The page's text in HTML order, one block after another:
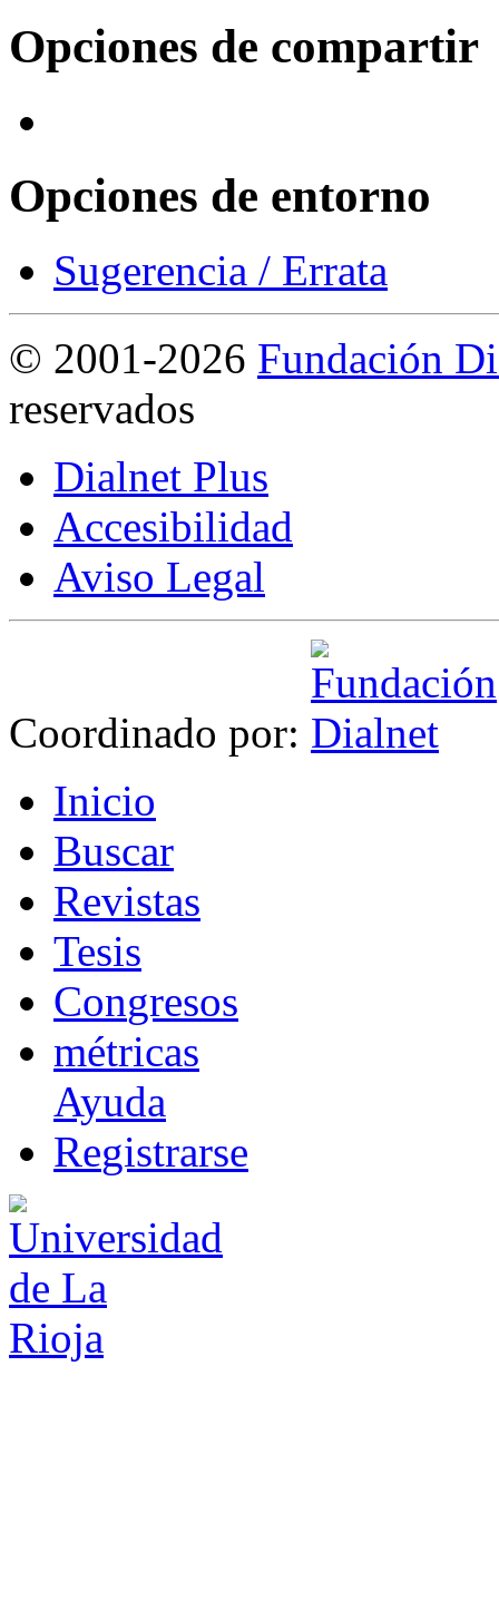
Opciones de compartir
Opciones de entorno
Sugerencia / Errata
© 2001-2026 Fundación
reservados
Dialnet Plus
Accesibilidad
Aviso Legal
Coordinado por:
Inicio
Buscar
Revistas
Tesis
Congresos
métricas
Ayuda
Registrarse